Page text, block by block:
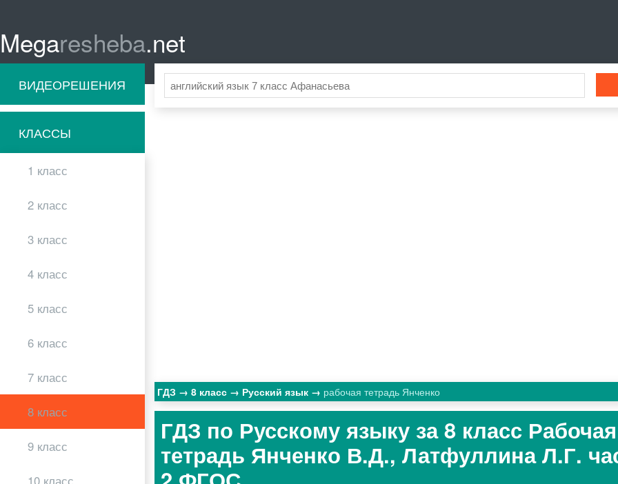
Megaresheba.net
ВИДЕОРЕШЕНИЯ
КЛАССЫ
1 класс
2 класс
3 класс
4 класс
5 класс
6 класс
7 класс
8 класс
9 класс
10 класс
ГДЗ 8 класс Русский язык рабочая тетрадь Янченко
ГДЗ по Русскому языку за 8 класс Рабочая
тетрадь Янченко В.Д., Латфуллина Л.Г.